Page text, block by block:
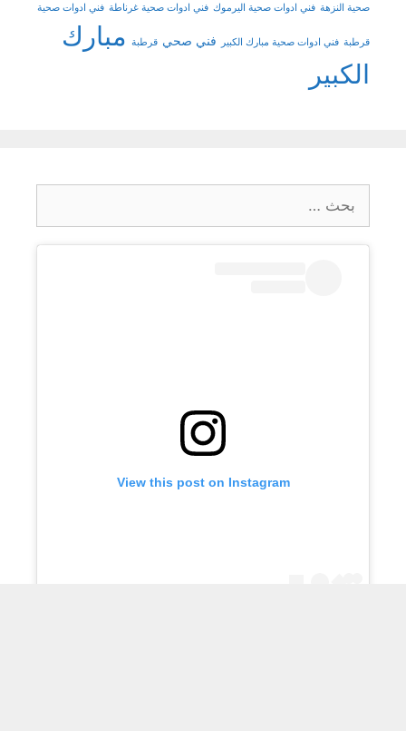
صحية النزهة فني ادوات صحية اليرموك فني ادوات صحية غرناطة فني ادوات صحية
قرطبة فني ادوات صحية مبارك الكبير فني صحي قرطبة مبارك
الكبير
عن:
View this post on Instagram